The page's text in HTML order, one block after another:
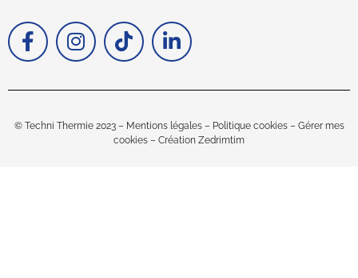
© Techni Thermie 2023 – Mentions légales– Politique cookies– Gérer mes
cookies – Création Zedrimtim